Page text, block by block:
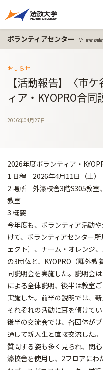
ボランティアセンター Volunteer center
おしらせ
【活動報告】〈市
ィア・KYOPRO合同
2026年04月27日
2026年度ボランティア・
1 日程 2026年4月11日（土）
2 場所 外濠校舎3階S305教室
教室
3 概要
今年度も、ボランティア活動
けて、ボランティアセンター
ェクト）、チーム・オレンジ
の3団体と、KYOPRO（課外
同説明会を実施した。説明会
による全体説明、後半は教室
実施した。前半の説明では、
それぞれの活動に耳を傾けて
後半の交流会では、各団体が
通して新入生と直接交流した
質問する姿も多く見られ、関
濠校舎を使用し、2フロアにわ